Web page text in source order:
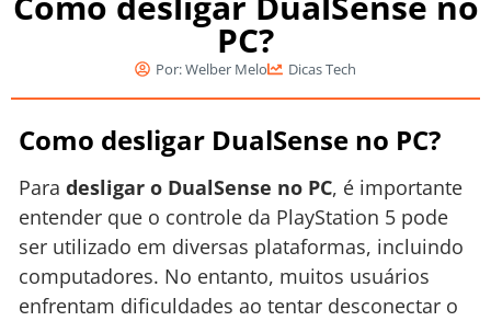
PC?
Por:Welber Melo Dicas Tech
Como desligar DualSense no PC?
Para desligar o DualSense no PC, é importante
entender que o controle da PlayStation 5 pode
ser utilizado em diversas plataformas, incluindo
computadores. No entanto, muitos usuários
enfrentam dificuldades ao tentar desconectar o